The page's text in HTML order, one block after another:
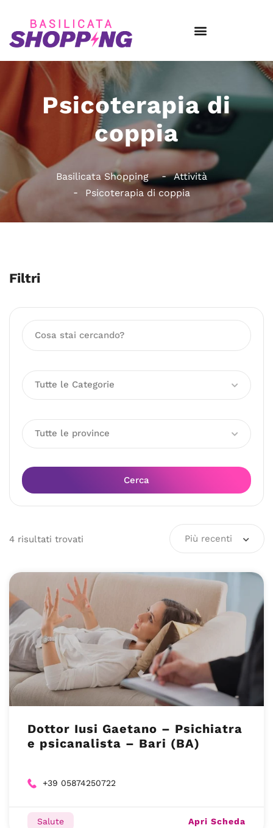
Psicoterapia di
coppia
Basilicata Shopping
Attività
Psicoterapia di coppia
Filtri
Tutte le Categorie
Tutte le province
Cerca
4 risultati trovati Più recenti
Dottor Iusi Gaetano – Psichiatra
e psicanalista – Bari (BA)
+39 05874250722
Salute Apri Scheda